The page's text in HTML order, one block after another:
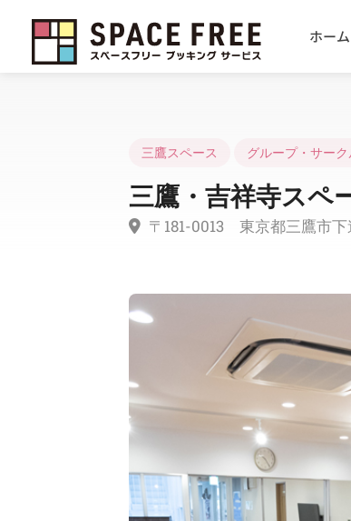
ホーム
三鷹スペース グループ・サー
三鷹・吉祥寺スペ
〒181-0013 東京都三鷹市